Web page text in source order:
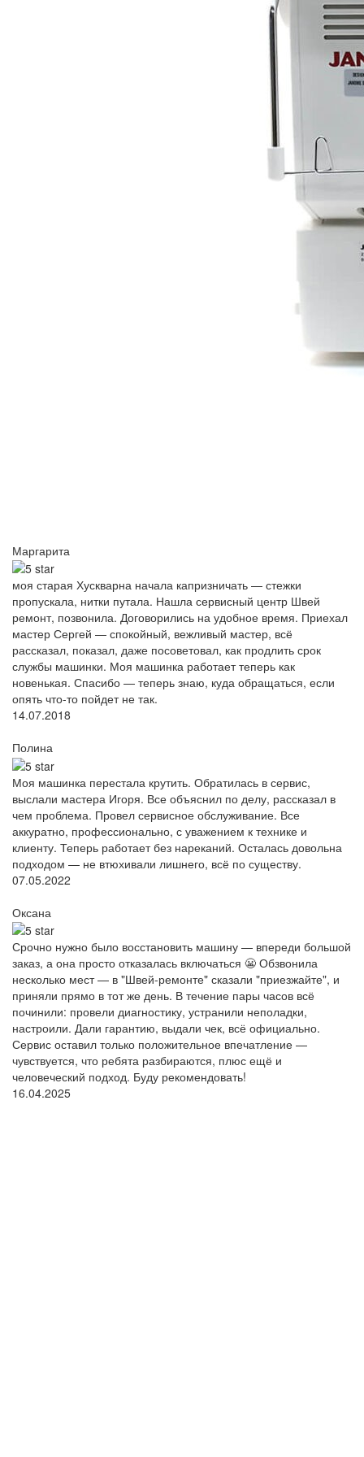
Маргарита
моя старая Хускварна начала капризничать — стежки
пропускала, нитки путала. Нашла сервисный центр Швей
ремонт, позвонила. Договорились на удобное время. Приехал
мастер Сергей — спокойный, вежливый мастер, всё
рассказал, показал, даже посоветовал, как продлить срок
службы машинки. Моя машинка работает теперь как
новенькая. Спасибо — теперь знаю, куда обращаться, если
опять что-то пойдет не так.
14.07.2018
Полина
Моя машинка перестала крутить. Обратилась в сервис,
выслали мастера Игоря. Все объяснил по делу, рассказал в
чем проблема. Провел сервисное обслуживание. Все
аккуратно, профессионально, с уважением к технике и
клиенту. Теперь работает без нареканий. Осталась довольна
подходом — не втюхивали лишнего, всё по существу.
07.05.2022
Оксана
Срочно нужно было восстановить машину — впереди большой
заказ, а она просто отказалась включаться 😬 Обзвонила
несколько мест — в "Швей-ремонте" сказали "приезжайте", и
приняли прямо в тот же день. В течение пары часов всё
починили: провели диагностику, устранили неполадки,
настроили. Дали гарантию, выдали чек, всё официально.
Сервис оставил только положительное впечатление —
чувствуется, что ребята разбираются, плюс ещё и
человеческий подход. Буду рекомендовать!
16.04.2025